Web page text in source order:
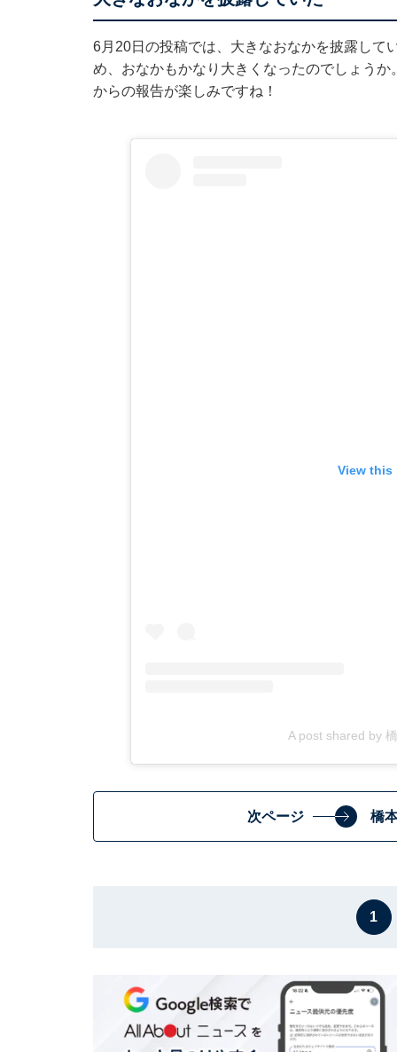
6月20日の投稿では、大きなおなかを披露して
め、おなかもかなり大きくなったのでしょう
からの報告が楽しみですね！
View this
A post shared by
次ページ 橋
1